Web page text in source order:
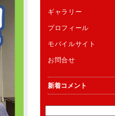
ギャラリー
プロフィール
モバイルサイト
お問合せ
新着コメント